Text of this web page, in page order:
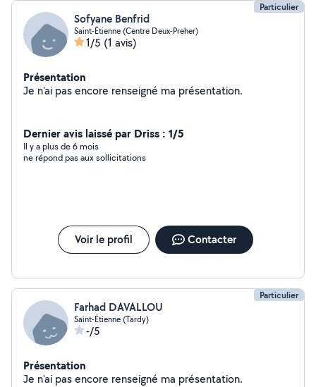
Particulier
Sofyane Benfrid
Saint-Étienne (Centre Deux-Preher)
1/5 (1 avis)
Présentation
Je n'ai pas encore renseigné ma présentation.
Dernier avis laissé par Driss : 1/5
Il y a plus de 6 mois
ne répond pas aux sollicitations
Voir le profil Contacter
Particulier
Farhad DAVALLOU
Saint-Étienne (Tardy)
-/5
Présentation
Je n'ai pas encore renseigné ma présentation.